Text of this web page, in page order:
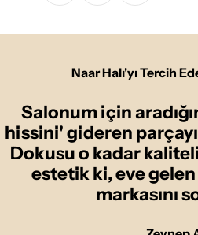
Naar Halı'yı Tercih
Salonum için
hissini' gideren
Dokusu o kadar
estetik ki, eve gelen
markasını